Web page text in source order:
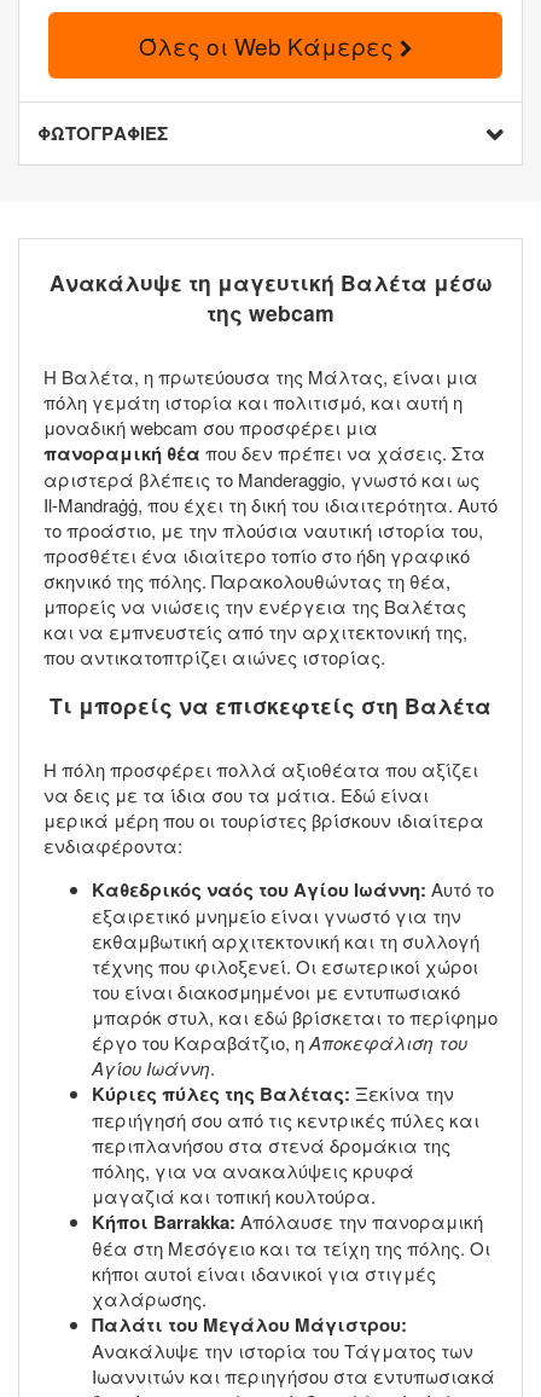
Όλες οι Web Κάμερες
ΦΩΤΟΓΡΑΦΙΕΣ
Ανακάλυψε τη μαγευτική Βαλέτα μέσω
της webcam
Η Βαλέτα, η πρωτεύουσα της Μάλτας, είναι μια
πόλη γεμάτη ιστορία και πολιτισμό, και αυτή η
μοναδική webcam σου προσφέρει μια
πανοραμική θέα που δεν πρέπει να χάσεις. Στα
αριστερά βλέπεις το Manderaggio, γνωστό και ως
Il-Mandraġġ, που έχει τη δική του ιδιαιτερότητα. Αυτό
το προάστιο, με την πλούσια ναυτική ιστορία του,
προσθέτει ένα ιδιαίτερο τοπίο στο ήδη γραφικό
σκηνικό της πόλης. Παρακολουθώντας τη θέα,
μπορείς να νιώσεις την ενέργεια της Βαλέτας
και να εμπνευστείς από την αρχιτεκτονική της,
που αντικατοπτρίζει αιώνες ιστορίας.
Τι μπορείς να επισκεφτείς στη Βαλέτα
Η πόλη προσφέρει πολλά αξιοθέατα που αξίζει
να δεις με τα ίδια σου τα μάτια. Εδώ είναι
μερικά μέρη που οι τουρίστες βρίσκουν ιδιαίτερα
ενδιαφέροντα:
Καθεδρικός ναός του Αγίου Ιωάννη: Αυτό το
εξαιρετικό μνημείο είναι γνωστό για την
εκθαμβωτική αρχιτεκτονική και τη συλλογή
τέχνης που φιλοξενεί. Οι εσωτερικοί χώροι
του είναι διακοσμημένοι με εντυπωσιακό
μπαρόκ στυλ, και εδώ βρίσκεται το περίφημο
έργο του Καραβάτζιο, ηΑποκεφάλιση του
Αγίου Ιωάννη.
Κύριες πύλες της Βαλέτας: Ξεκίνα την
περιήγησή σου από τις κεντρικές πύλες και
περιπλανήσου στα στενά δρομάκια της
πόλης, για να ανακαλύψεις κρυφά
μαγαζιά και τοπική κουλτούρα.
Κήποι Barrakka: Απόλαυσε την πανοραμική
θέα στη Μεσόγειο και τα τείχη της πόλης. Οι
κήποι αυτοί είναι ιδανικοί για στιγμές
χαλάρωσης.
Παλάτι του Μεγάλου Μάγιστρου:
Ανακάλυψε την ιστορία του Τάγματος των
Ιωαννιτών και περιηγήσου στα εντυπωσιακά